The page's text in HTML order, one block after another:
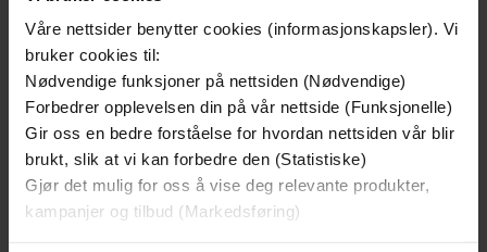
Våre nettsider benytter cookies (informasjonskapsler). Vi
bruker cookies til:
Nødvendige funksjoner på nettsiden (Nødvendige)
Forbedrer opplevelsen din på vår nettside (Funksjonelle)
Gir oss en bedre forståelse for hvordan nettsiden vår blir
brukt, slik at vi kan forbedre den (Statistiske)
Gjør det mulig for oss å vise deg relevante produkter,
kampanjer og tilbud (Markedsføring)
Utgitt 28.05.2026
Sjanger Krim
Språk Bokmål
Format mp3
DRM-
Vannmerket